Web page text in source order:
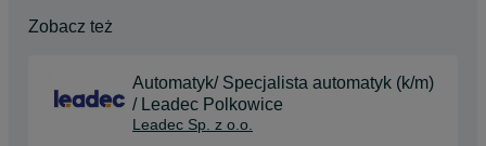
Zobacz też
Automatyk/ Specjalista automatyk (k/m)
/ Leadec Polkowice
Leadec Sp. z o.o.